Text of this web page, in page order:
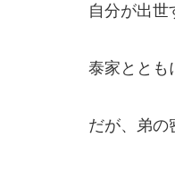
自分が出世
泰家ととも
だが、弟の